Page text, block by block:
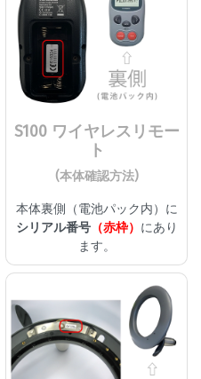
S100 ワイヤレスリモー
ト
(本体確認方法)
本体裏側（電池パック内）に
シリアル番号（赤枠） にあり
ます。